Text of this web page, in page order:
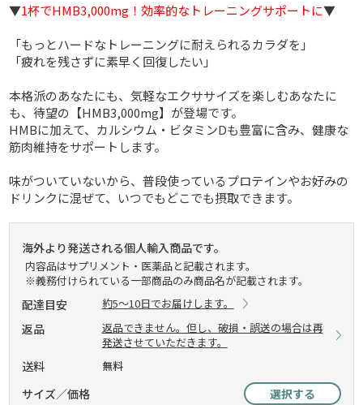
▼1杯でHMB3,000mg！効率的なトレーニングサポートに▼
「もっとハードなトレーニングに耐えられるカラダを」
「疲れを残さずに素早く回復したい」
本格派のあなたにも、気軽なエクササイズを楽しむあなたに
も、待望の【HMB3,000mg】が登場です。
HMBに加えて、カルシウム・ビタミンDも豊富に含み、健康な
筋肉維持をサポートします。
味がついていないから、普段使っているプロテインやお好みの
ドリンクに混ぜて、いつでもどこでも摂取できます。
海外より発送される個人輸入商品です。
内容品はサプリメント・医薬品と記載されます。
※義務付けられている一部商品のみ商品名が記載されます。
配達目安 約5～10日でお届けします。
返品
返品できません。但し、破損・誤送の場合は再
発送させていただきます。
送料 無料
サイズ／価格 選択する